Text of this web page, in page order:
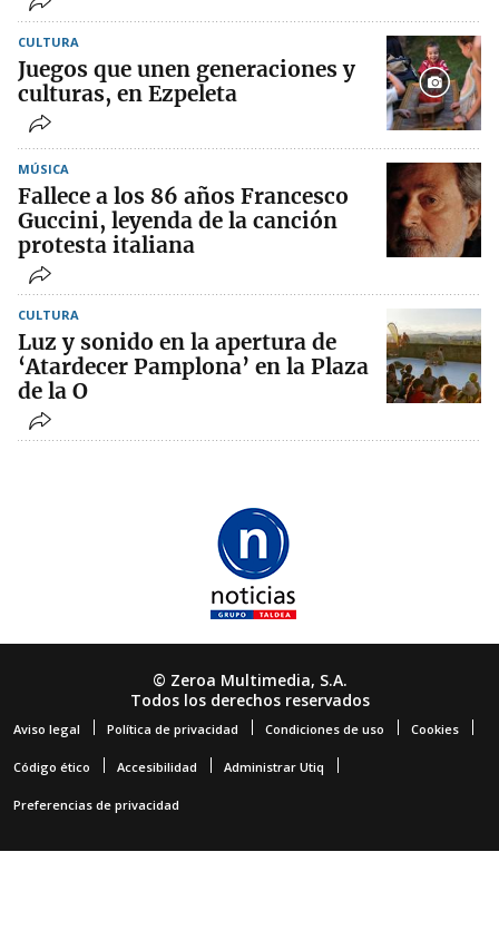
CULTURA
Juegos que unen generaciones y
culturas, en Ezpeleta
MÚSICA
Fallece a los 86 años Francesco
Guccini, leyenda de la canción
protesta italiana
CULTURA
Luz y sonido en la apertura de
‘Atardecer Pamplona’ en la Plaza
de la O
© Zeroa Multimedia, S.A.
Todos los derechos reservados
Aviso legal Política de privacidad Condiciones de uso Cookies
Código ético Accesibilidad Administrar Utiq
Preferencias de privacidad